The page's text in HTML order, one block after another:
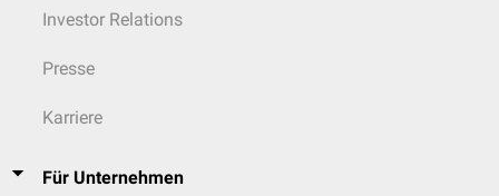
Investor Relations
Presse
Karriere
Für Unternehmen